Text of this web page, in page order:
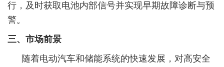
行，及时获取电池内部信号并实现早期故障诊断与预
警。
三、市场前景
随着电动汽车和储能系统的快速发展，对高安全